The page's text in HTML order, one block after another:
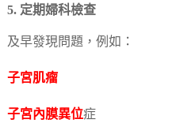
5. 定期婦科檢查
及早發現問題，例如：
子宮肌瘤
子宮內膜異位症